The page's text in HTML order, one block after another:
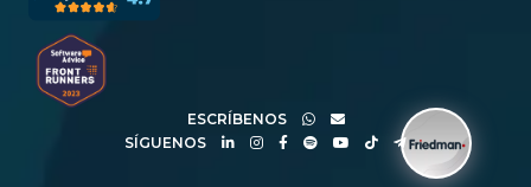
ESCRÍBENOS
SÍGUENOS